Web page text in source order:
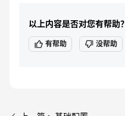
以上内容是否对您有帮助？
有帮助 没帮助